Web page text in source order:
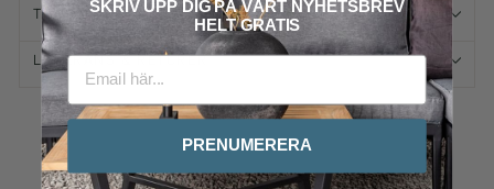
TILLVAL, SKÖTSEL & RÅD
LEVERANS & RETURER
SKRIV UPP DIG PÅ VÅRT NYHETSBREV
HELT GRATIS
PRENUMERERA